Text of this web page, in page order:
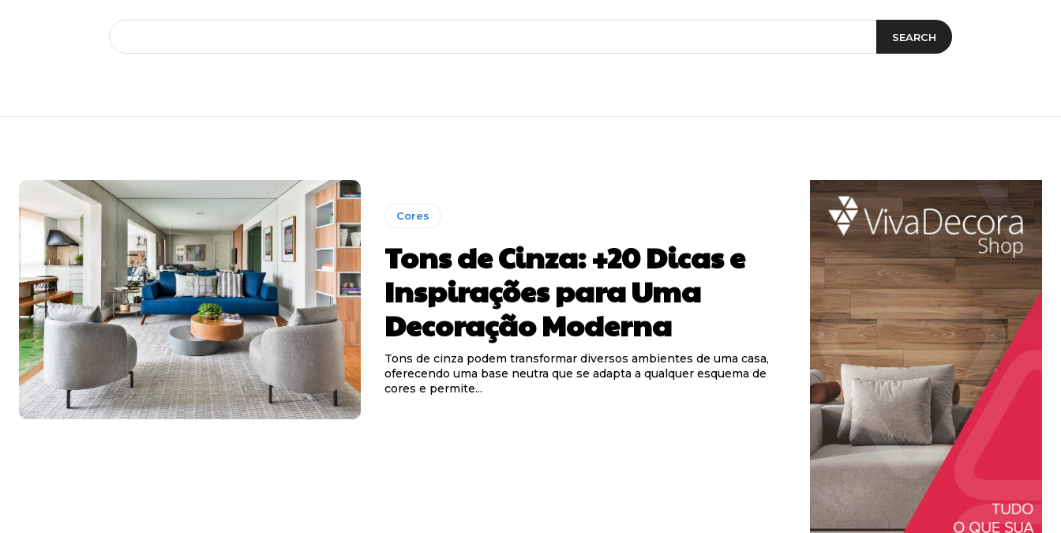
SEARCH
Cores
Tons de Cinza: +20 Dicas e
Inspirações para Uma
Decoração Moderna
Tons de cinza podem transformar diversos ambientes de uma casa,
oferecendo uma base neutra que se adapta a qualquer esquema de
cores e permite...